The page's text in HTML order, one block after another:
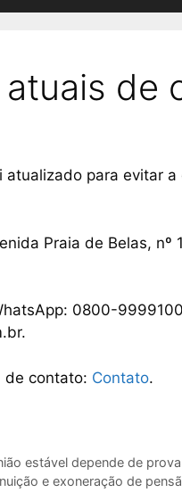
de
atualizado para evitar
Praia de Belas, nº
0800-
de contato: Contato.
estável depende de
e exoneração de